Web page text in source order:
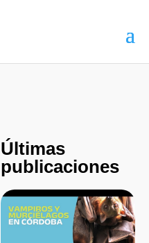
Últimas
publicaciones